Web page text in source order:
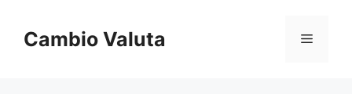
contenuto
Cambio Valuta Menu